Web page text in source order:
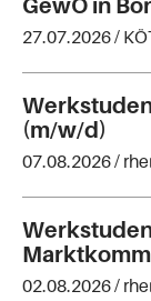
GewO in
27.07.2026 /
(m/w/d)
07.08.2026 /
02.08.2026 /